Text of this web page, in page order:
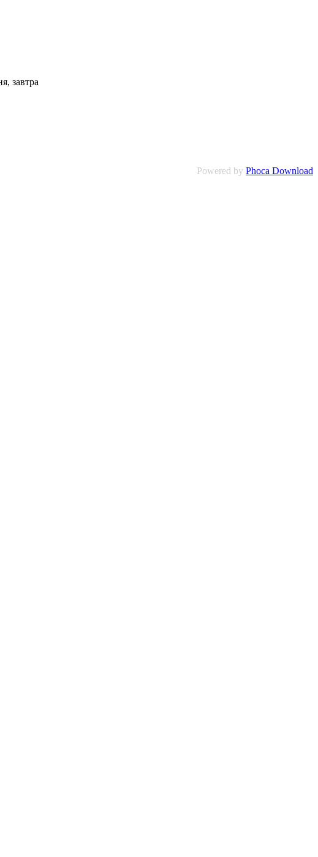
завтра
Powered by Phoca Download